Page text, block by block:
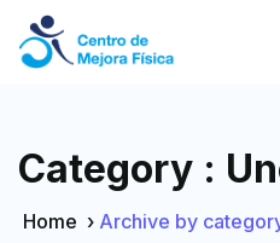
Category :
Home › Archive by